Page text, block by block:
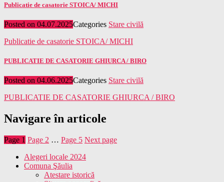
Publicatie de casatorie STOICA/ MICHI
Posted on 04.07.2025Categories Stare civilă
Publicatie de casatorie STOICA/ MICHI
PUBLICATIE DE CASATORIE GHIURCA / BIRO
Posted on 04.06.2025Categories Stare civilă
PUBLICATIE DE CASATORIE GHIURCA / BIRO
Navigare în articole
Page 1 Page 2 … Page 5 Next page
Alegeri locale 2024
Comuna Şăulia
Atestare istorică